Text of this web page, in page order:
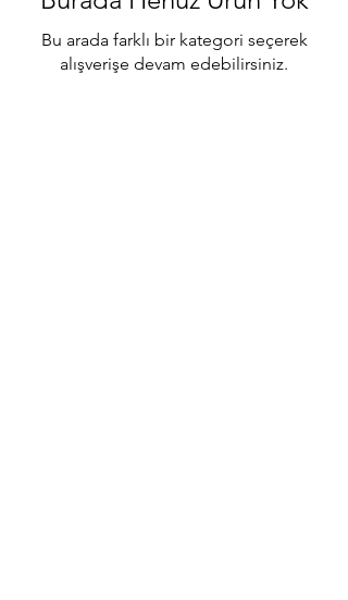
Bu arada farklı bir kategori seçerek
alışverişe devam edebilirsiniz.